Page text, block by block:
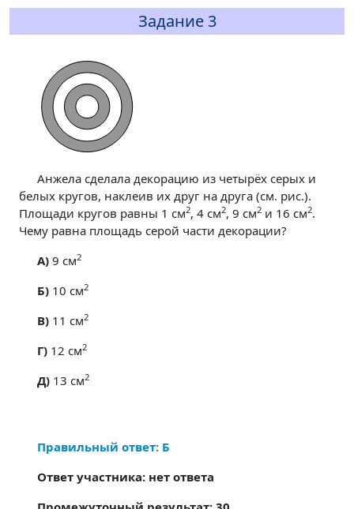
Задание 3
Анжела сделала декорацию из четырёх серых и
белых кругов, наклеив их друг на друга (см. рис.).
Площади кругов равны 1 см2, 4 см2, 9 см2 и 16 см2.
Чему равна площадь серой части декорации?
A)9 см2
Б)10 см2
В)11 см2
Г)12 см2
Д)13 см2
Правильный ответ: Б
Ответ участника: нет ответа